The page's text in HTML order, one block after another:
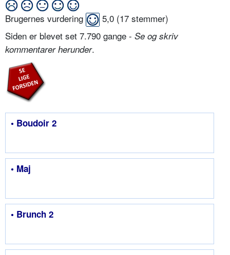
Brugernes vurdering 5,0 (17 stemmer)
Siden er blevet set 7.790 gange - Se og skriv
kommentarer herunder.
• Boudoir 2
• Maj
• Brunch 2